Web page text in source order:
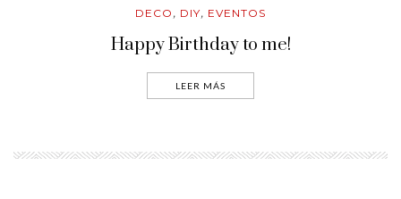
DECO , DIY, EVENTOS
Happy Birthday to me!
LEER MÁS